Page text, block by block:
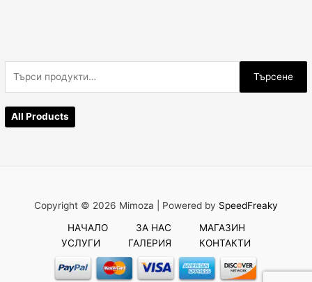
р
с
Търсене
All Products
Copyright © 2026 Mimoza | Powered by SpeedFreaky
НАЧАЛО
ЗА НАС
МАГАЗИН
УСЛУГИ
ГАЛЕРИЯ КОНТАКТИ